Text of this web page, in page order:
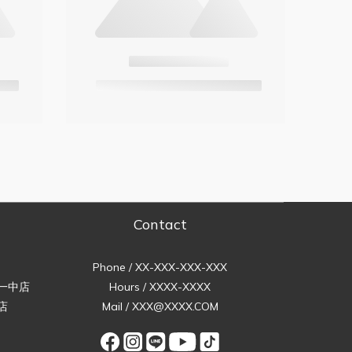
中店
Contact
Phone / XX-XXX-XXX-XXX
Hours / XXXX-XXXX
Mail / XXX@XXXX.COM